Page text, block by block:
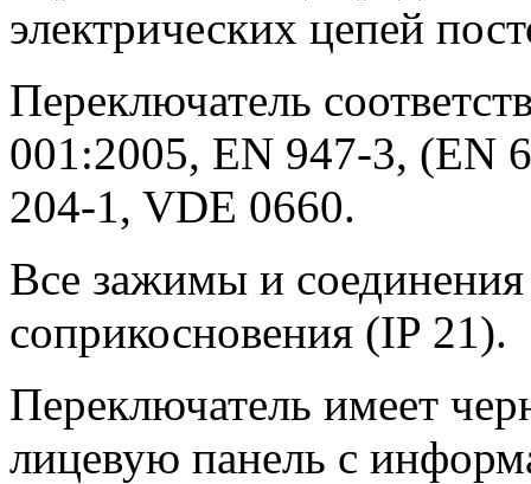
электрических цепей
Переключатель
001:2005, EN 947-3, (EN
204-1, VDE 0660.
Все зажимы и
соприкосновения (IP 21).
Переключатель имеет
лицевую панель с